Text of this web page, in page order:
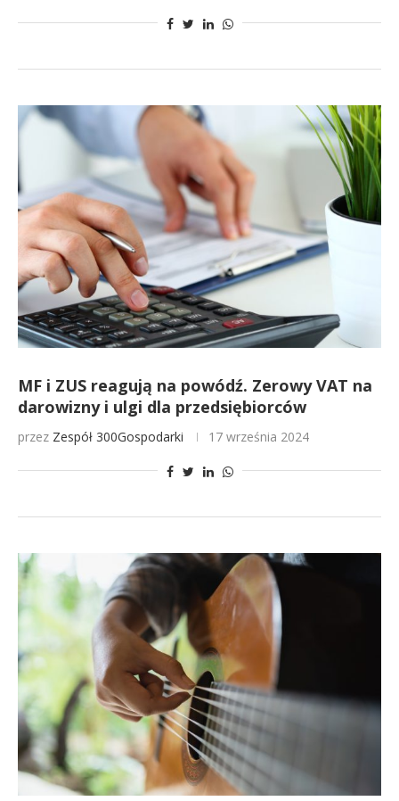
MF i ZUS reagują na powódź. Zerowy VAT na
darowizny i ulgi dla przedsiębiorców
przez Zespół 300Gospodarki 17 września 2024